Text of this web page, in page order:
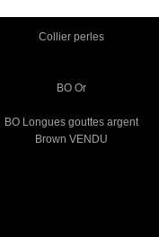
Collier perles
BO Or
BO Longues gouttes argent
Brown VENDU